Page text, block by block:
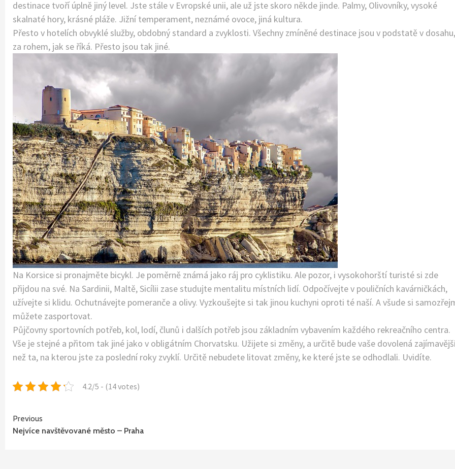
destinace tvoří úplně jiný level. Jste stále v Evropské unii, ale už jste skoro někde jinde. Palmy, Olivovníky, vysoké
skalnaté hory, krásné pláže. Jižní temperament, neznámé ovoce, jiná kultura.
Přesto v hotelích obvyklé služby, obdobný standard a zvyklosti. Všechny zmíněné destinace jsou v podstatě v dosahu,
za rohem, jak se říká. Přesto jsou tak jiné.
Na Korsice si pronajměte bicykl. Je poměrně známá jako ráj pro cyklistiku. Ale pozor, i vysokohorští turisté si zde
přijdou na své. Na Sardinii, Maltě, Sicílii zase studujte mentalitu místních lidí. Odpočívejte v pouličních kavárničkách,
užívejte si klidu. Ochutnávejte pomeranče a olivy. Vyzkoušejte si tak jinou kuchyni oproti té naší. A všude si
můžete zasportovat.
Půjčovny sportovních potřeb, kol, lodí, člunů i dalších potřeb jsou základním vybavením každého rekreačního centra.
Vše je stejné a přitom tak jiné jako v obligátním Chorvatsku. Užijete si změny, a určitě bude vaše dovolená
než ta, na kterou jste za poslední roky zvyklí. Určitě nebudete litovat změny, ke které jste se odhodlali. Uvidíte.
4.2/5 - (14 votes)
Continue
Reading
Previous
Nejvíce navštěvované město – Praha